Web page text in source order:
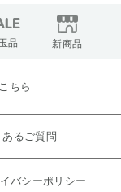
品 新商品
ちら
あるご質問
バシーポリシー